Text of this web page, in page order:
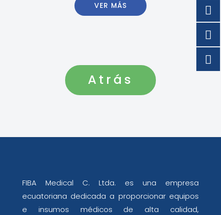
VER MÁS
Atrás
FIBA Medical C. Ltda. es una empresa
ecuatoriana dedicada a proporcionar equipos
e insumos médicos de alta calidad,